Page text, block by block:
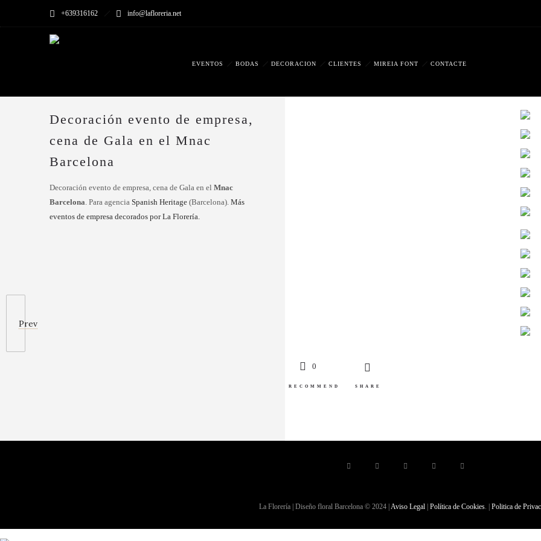
+639316162 info@lafloreria.net
EVENTOS BODAS DECORACION CLIENTES MIREIA FONT CONTACTE
Prev
0
RECOMMEND SHARE
Decoración evento de empresa,
cena de Gala en el Mnac
Barcelona
Decoración evento de empresa, cena de Gala en el Mnac
Barcelona. Para agencia Spanish Heritage (Barcelona). Más
eventos de empresa decorados por La Florería.
La Florería | Diseño floral Barcelona © 2024 | Aviso Legal| Política de Cookies. | Politica de